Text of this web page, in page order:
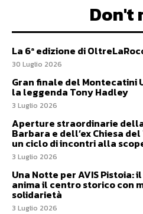
Don't
La 6ª edizione di
30 Luglio 2026
Gran finale del Montecatini
la leggenda Tony Hadley
3 Luglio 2026
Aperture straordinarie
Barbara e dell’ex Chiesa
un ciclo di incontri alla
3 Luglio 2026
Una Notte per AVIS Pistoia:
anima il centro storico con
solidarietà
3 Luglio 2026